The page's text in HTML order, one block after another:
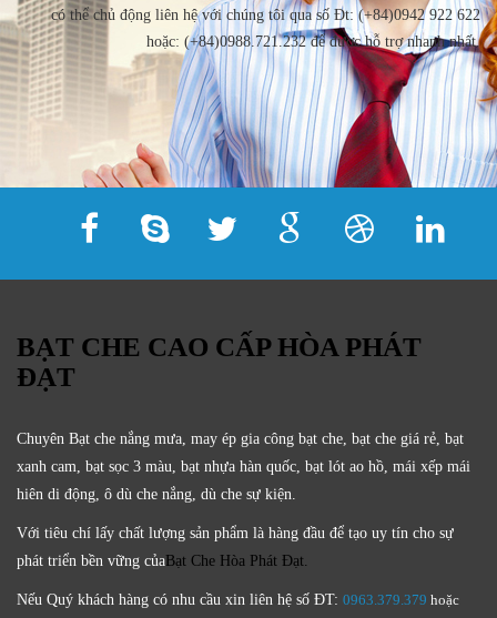
có thể chủ động liên hệ với chúng tôi qua số Đt: (+84)0942 922 622
hoặc: (+84)0988.721.232 để được hỗ trợ nhanh nhất.
BẠT CHE CAO CẤP HÒA PHÁT
ĐẠT
Chuyên Bạt che nắng mưa, may ép gia công bạt che, bạt che giá rẻ, bạt
xanh cam, bạt sọc 3 màu, bạt nhựa hàn quốc, bạt lót ao hồ, mái xếp mái
hiên di động, ô dù che nắng, dù che sự kiện.
Với tiêu chí lấy chất lượng sản phẩm là hàng đầu để tạo uy tín cho sự
phát triển bền vững của Bạt Che Hòa Phát Đạt.
Nếu Quý khách hàng có nhu cầu xin liên hệ số ĐT: 0963.379.379 hoặc